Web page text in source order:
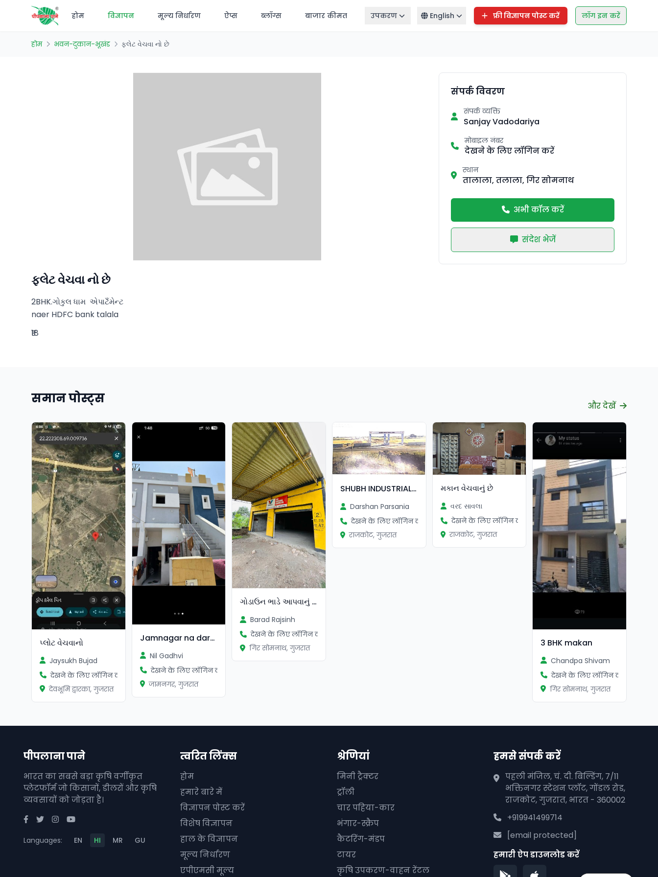
होम विज्ञापन मूल्य निर्धारण ऐप्स ब्लॉग्स बाजार कीमत उपकरण English फ्री विज्ञापन पोस्ट करें लॉग इन करें
होम भवन-दुकान-भूखंड ફ્લેટ વેચવા નો છે
ફ્લેટ વેચવા નો છે
2BHK.ગોકુલ ધામ  એપાટઁમેન્ટ
naer HDFC bank talala
₹18
संपर्क विवरण
संपर्क व्यक्ति
Sanjay Vadodariya
मोबाइल नंबर
देखने के लिए लॉगिन करें
स्थान
तालाला, तलाला, गिर सोमनाथ
अभी कॉल करें
संदेश भेजें
समान पोस्ट्स और देखें
પ્લોટ વેચવાનો
Jaysukh Bujad
देखने के लिए लॉगिन करें
देवभूमि द्वारका, गुजरात
Jamnagar na dared na sardarnagar ma makan vechvanu 6e
Nil Gadhvi
देखने के लिए लॉगिन करें
जामनगर, गुजरात
ગોડાઉન ભાડે આપવાનું છે
Barad Rajsinh
देखने के लिए लॉगिन करें
गिर सोमनाथ, गुजरात
SHUBH INDUSTRIAL RAJKOT MAKHAVAD
Darshan Parsania
देखने के लिए लॉगिन करें
राजकोट, गुजरात
મકાન વેચવાનું છે
વરદ સાવલા
देखने के लिए लॉगिन करें
राजकोट, गुजरात
3 BHK makan
Chandpa Shivam
देखने के लिए लॉगिन करें
गिर सोमनाथ, गुजरात
पीपलाना पाने
भारत का सबसे बड़ा कृषि वर्गीकृत
प्लेटफॉर्म जो किसानों, डीलरों और कृषि
व्यवसायों को जोड़ता है।
Languages: EN HI MR GU
त्वरित लिंक्स
होम
हमारे बारे में
विज्ञापन पोस्ट करें
विशेष विज्ञापन
हाल के विज्ञापन
मूल्य निर्धारण
एपीएमसी मूल्य
श्रेणियां
मिनी ट्रैक्टर
ट्रॉली
चार पहिया-कार
भंगार-स्क्रैप
कैटरिंग-मंडप
टायर
कृषि उपकरण-वाहन रेंटल
हमसे संपर्क करें
पहली मंजिल, चं. दी. बिल्डिंग, 7/11
भक्तिनगर स्टेशन प्लॉट, गोंडल रोड,
राजकोट, गुजरात, भारत - 360002
+919941499714
[email protected]
हमारी ऐप डाउनलोड करें